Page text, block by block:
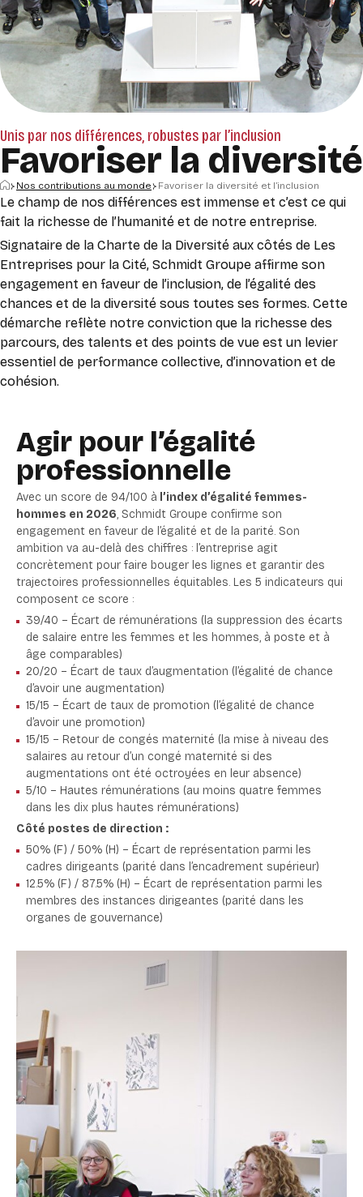
Unis par nos différences, robustes par l’inclusion
Favoriser la diversité
Accueil
Nos contributions au monde Favoriser la diversité et l’inclusion
Le champ de nos différences est immense et c’est ce qui
fait la richesse de l’humanité et de notre entreprise.
Signataire de la Charte de la Diversité aux côtés de Les
Entreprises pour la Cité, Schmidt Groupe affirme son
engagement en faveur de l’inclusion, de l’égalité des
chances et de la diversité sous toutes ses formes. Cette
démarche reflète notre conviction que la richesse des
parcours, des talents et des points de vue est un levier
essentiel de performance collective, d’innovation et de
cohésion.
Agir pour l’égalité
professionnelle
Avec un score de 94/100 à l’index d’égalité femmes-
hommes en 2026, Schmidt Groupe confirme son
engagement en faveur de l’égalité et de la parité. Son
ambition va au-delà des chiffres : l’entreprise agit
concrètement pour faire bouger les lignes et garantir des
trajectoires professionnelles équitables. Les 5 indicateurs qui
composent ce score :
39/40 – Écart de rémunérations (la suppression des écarts
de salaire entre les femmes et les hommes, à poste et à
âge comparables)
20/20 – Écart de taux d’augmentation (l’égalité de chance
d’avoir une augmentation)
15/15 – Écart de taux de promotion (l’égalité de chance
d’avoir une promotion)
15/15 – Retour de congés maternité (la mise à niveau des
salaires au retour d’un congé maternité si des
augmentations ont été octroyées en leur absence)
5/10 – Hautes rémunérations (au moins quatre femmes
dans les dix plus hautes rémunérations)
Côté postes de direction :
50% (F) / 50% (H) – Écart de représentation parmi les
cadres dirigeants (parité dans l’encadrement supérieur)
12.5% (F) / 87.5% (H) – Écart de représentation parmi les
membres des instances dirigeantes (parité dans les
organes de gouvernance)